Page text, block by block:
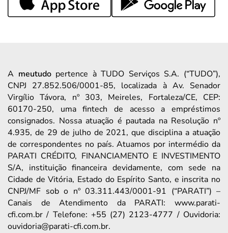
A meutudopertence à TUDO Serviços S.A. (“TUDO”),
CNPJ 27.852.506/0001-85, localizada à Av. Senador
Virgílio Távora, nº 303, Meireles, Fortaleza/CE, CEP:
60170-250, uma fintech de acesso a empréstimos
consignados. Nossa atuação é pautada na Resolução nº
4.935, de 29 de julho de 2021, que disciplina a atuação
de correspondentes no país. Atuamos por intermédio da
PARATI CRÉDITO, FINANCIAMENTO E INVESTIMENTO
S/A, instituição financeira devidamente, com sede na
Cidade de Vitória, Estado do Espírito Santo, e inscrita no
CNPJ/MF sob o nº 03.311.443/0001-91 (“PARATI”) –
Canais de Atendimento da PARATI: www.parati-
cfi.com.br / Telefone: +55 (27) 2123-4777 / Ouvidoria:
ouvidoria@parati-cfi.com.br.